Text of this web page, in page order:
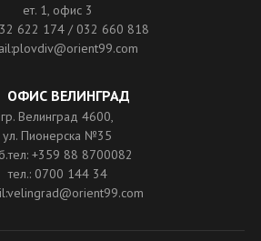
ет. 1, офис 3
622 174 / 032 660 818
ОФИС ВЕЛИНГРАД
гр. Велинград 4600,
ул. Пионерска №35
+359 88 8700082
тел.: 0700 144 34